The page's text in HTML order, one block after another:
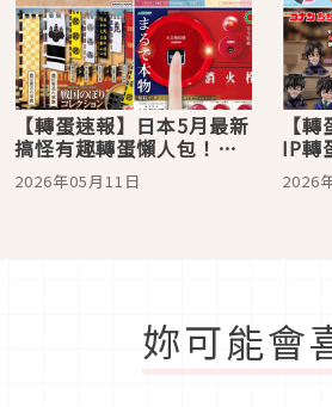
【轉蛋速報】日本5月最新
搞怪有趣轉蛋懶人包！將
日本國民行李箱隨身帶著
走
2026年05月11日
【
IP轉
愛的
2026
妳可能會